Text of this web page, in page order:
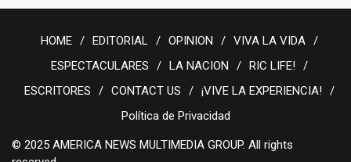
HOME EDITORIAL OPINION
VIVA LA VIDA
ESPECTACULARES
LA NACION
RIC LIFE!
ESCRITORES
CONTACT US
¡VIVE LA EXPERIENCIA!
Política de Privacidad
© 2025 AMERICA NEWS MULTIMEDIA GROUP. All rights